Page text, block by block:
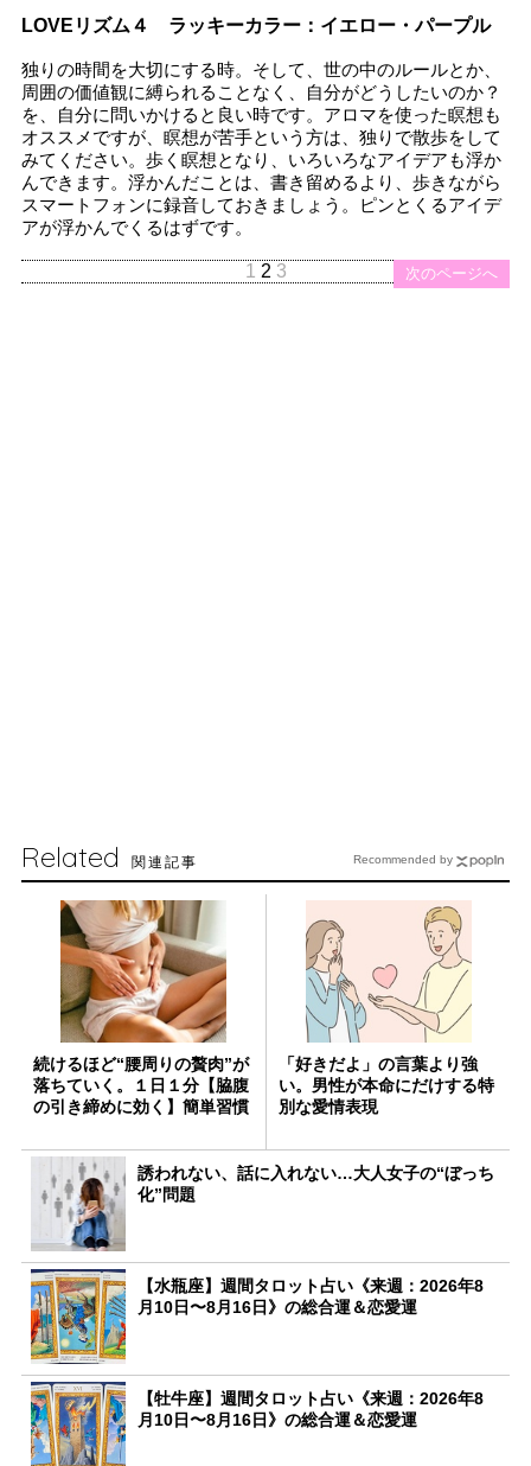
LOVEリズム４ ラッキーカラー：イエロー・パープル
独りの時間を大切にする時。そして、世の中のルールとか、
周囲の価値観に縛られることなく、自分がどうしたいのか？
を、自分に問いかけると良い時です。アロマを使った瞑想も
オススメですが、瞑想が苦手という方は、独りで散歩をして
みてください。歩く瞑想となり、いろいろなアイデアも浮か
んできます。浮かんだことは、書き留めるより、歩きながら
スマートフォンに録音しておきましょう。ピンとくるアイデ
アが浮かんでくるはずです。
前のページへ
次のページへ
1 2 3
Related 関連記事
続けるほど“腰周りの贅肉”が
落ちていく。１日１分【脇腹
の引き締めに効く】簡単習慣
「好きだよ」の言葉より強
い。男性が本命にだけする特
別な愛情表現
誘われない、話に入れない…大人女子の“ぼっち
化”問題
【水瓶座】週間タロット占い《来週：2026年8
月10日〜8月16日》の総合運＆恋愛運
【牡牛座】週間タロット占い《来週：2026年8
月10日〜8月16日》の総合運＆恋愛運
Recommended by